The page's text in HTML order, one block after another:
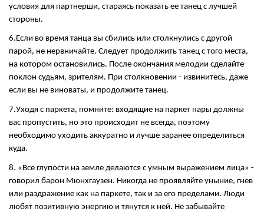
условия для партнерши, стараясь показать ее танец с лучшей
стороны.
6.Если во время танца вы сбились или столкнулись с другой
парой, не нервничайте. Следует продолжить танец с того места,
на котором остановились. После окончания мелодии сделайте
поклон судьям, зрителям. При столкновении - извинитесь, даже
если вы не виноваты, и продолжите танец.
7.Уходя с паркета, помните: входящие на паркет пары должны
вас пропустить, но это происходит не всегда, поэтому
необходимо уходить аккуратно и лучше заранее определиться
куда.
8. «Все глупости на земле делаются с умным выражением лица» -
говорил барон Мюнхгаузен. Никогда не проявляйте уныние, гнев
или раздражение как на паркете, так и за его пределами. Люди
любят позитивную энергию и тянутся к ней. Не забывайте